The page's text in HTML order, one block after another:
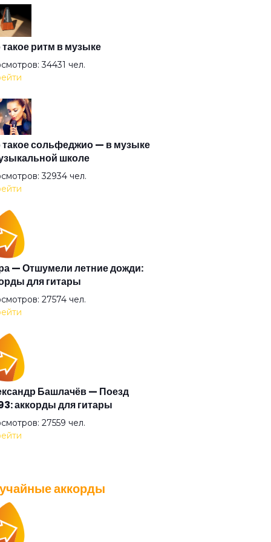
Коля
и Джейн
на дереве
и целуй меня
Виан
такое ритм в музыке
34431 чел.
такое сольфеджио — в музыке
школе
32934 чел.
— Отшумели летние дожди:
для гитары
27574 чел.
Башлачёв — Поезд
аккорды для гитары
27559 чел.
— Плохо танцевать: аккорды
аккорды